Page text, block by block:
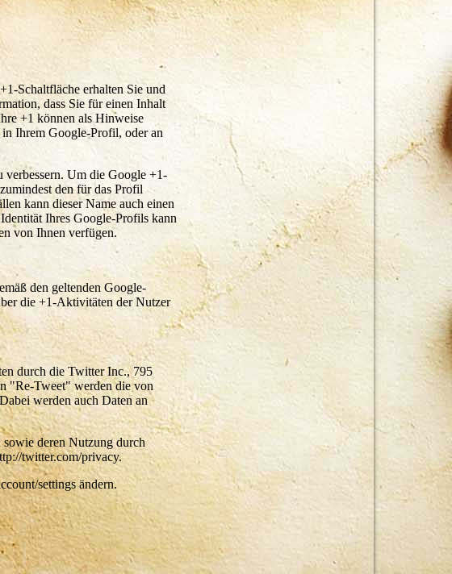
Schaltfläche erhalten Sie und
dass Sie für einen Inhalt
+1 können als Hinweise
Ihrem Google-Profil, oder an
Um die Google +1-
den für das Profil
kann dieser Name auch einen
Ihres Google-Profils kann
von Ihnen verfügen.
den geltenden Google-
die +1-Aktivitäten der Nutzer
durch die Twitter Inc., 795
"Re-Tweet" werden die von
werden auch Daten an
deren Nutzung durch
twitter.com/privacy.
settings ändern.